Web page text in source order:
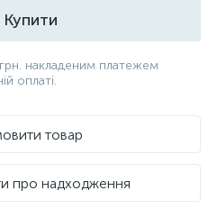
Купити
накладеним платежем
оплаті.
товар
про надходження